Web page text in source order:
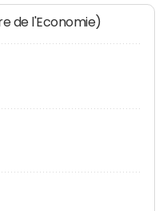
de l'Economie)